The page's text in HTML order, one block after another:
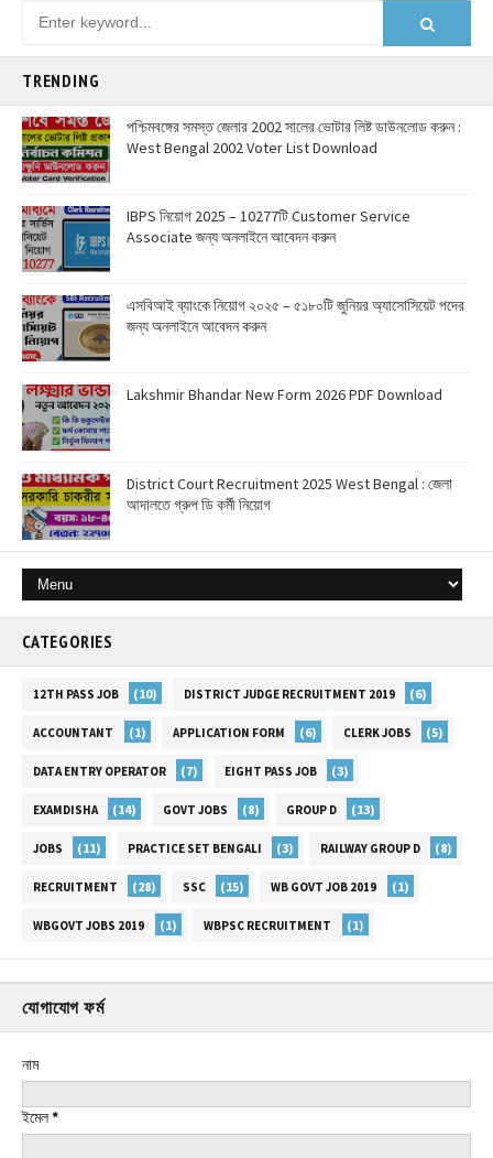
TRENDING
পশ্চিমবঙ্গের সমস্ত জেলার 2002 সালের ভোটার লিষ্ট ডাউনলোড করুন :
West Bengal 2002 Voter List Download
IBPS নিয়োগ 2025 – 10277টি Customer Service
Associate জন্য অনলাইনে আবেদন করুন
এসবিআই ব্যাংকে নিয়োগ ২০২৫ – ৫১৮০টি জুনিয়র অ্যাসোসিয়েট পদের
জন্য অনলাইনে আবেদন করুন
Lakshmir Bhandar New Form 2026 PDF Download
District Court Recruitment 2025 West Bengal : জেলা
আদালতে গ্রুপ ডি কর্মী নিয়োগ
CATEGORIES
12TH PASS JOB (10) DISTRICT JUDGE RECRUITMENT 2019 (6)
ACCOUNTANT (1) APPLICATION FORM (6) CLERK JOBS (5)
DATA ENTRY OPERATOR (7) EIGHT PASS JOB (3)
EXAMDISHA (14) GOVT JOBS (8) GROUP D (13)
JOBS (11) PRACTICE SET BENGALI (3) RAILWAY GROUP D (8)
RECRUITMENT (28) SSC (15) WB GOVT JOB 2019 (1)
WBGOVT JOBS 2019 (1) WBPSC RECRUITMENT (1)
যোগাযোগ ফর্ম
নাম
ইমেল*